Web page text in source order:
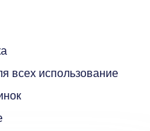
всех использование